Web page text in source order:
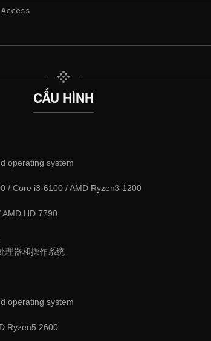
CẤU HÌNH
operating system
/ Core i3-6100 / AMD Ryzen3 1200
AMD HD 7790
理器和操作系统
operating system
Ryzen5 2600